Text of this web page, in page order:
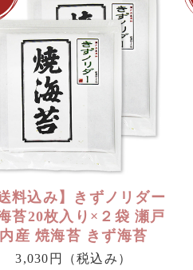
送料込み】きずノリダー
苔20枚入り×２袋 瀬戸
内産 焼海苔 きず海苔
3,030円 （税込み）